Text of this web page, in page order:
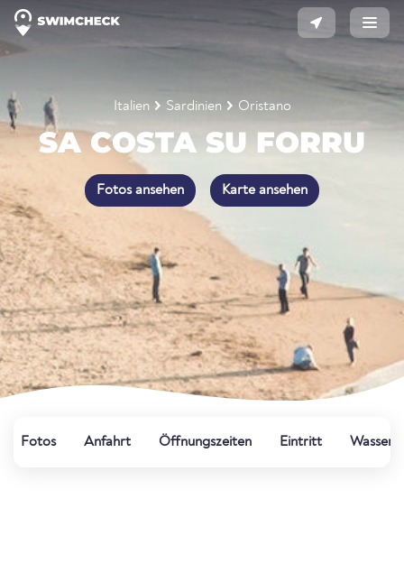
Italien Sardinien Oristano
SA COSTA SU FORRU
Fotos ansehen Karte ansehen
Fotos Anfahrt Öffnungszeiten Eintritt